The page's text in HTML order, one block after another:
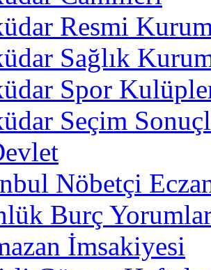
Resmi
Sağlık
Spor
Seçim
Nöbetçi
Burç
İmsakiyesi